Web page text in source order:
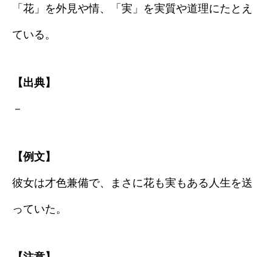
「花」を外見や情、「実」を実質や道理にたとえ
ている。
【出典】
－
【例文】
彼女は才色兼備で、まさに花も実もある人生を送
っていた。